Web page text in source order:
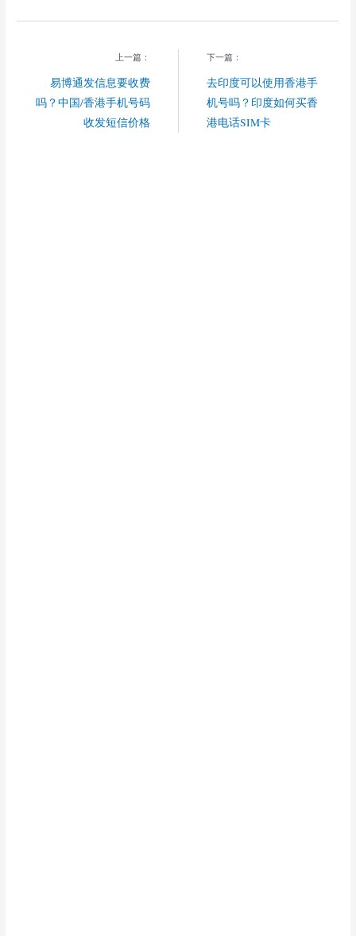
上一篇：
易博通发信息要收费
吗？中国/香港手机号码
收发短信价格
下一篇：
去印度可以使用香港手
机号吗？印度如何买香
港电话SIM卡